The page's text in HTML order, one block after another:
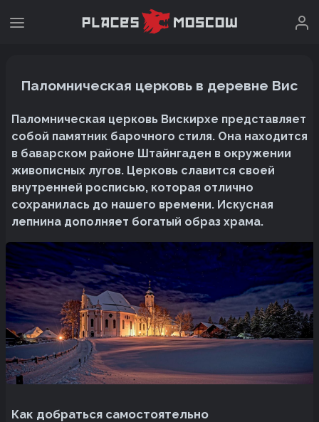
Паломническая церковь в деревне Вис
Паломническая церковь Вискирхе представляет
собой памятник барочного стиля. Она находится
в баварском районе Штайнгаден в окружении
живописных лугов. Церковь славится своей
внутренней росписью, которая отлично
сохранилась до нашего времени. Искусная
лепнина дополняет богатый образ храма.
Как добраться самостоятельно